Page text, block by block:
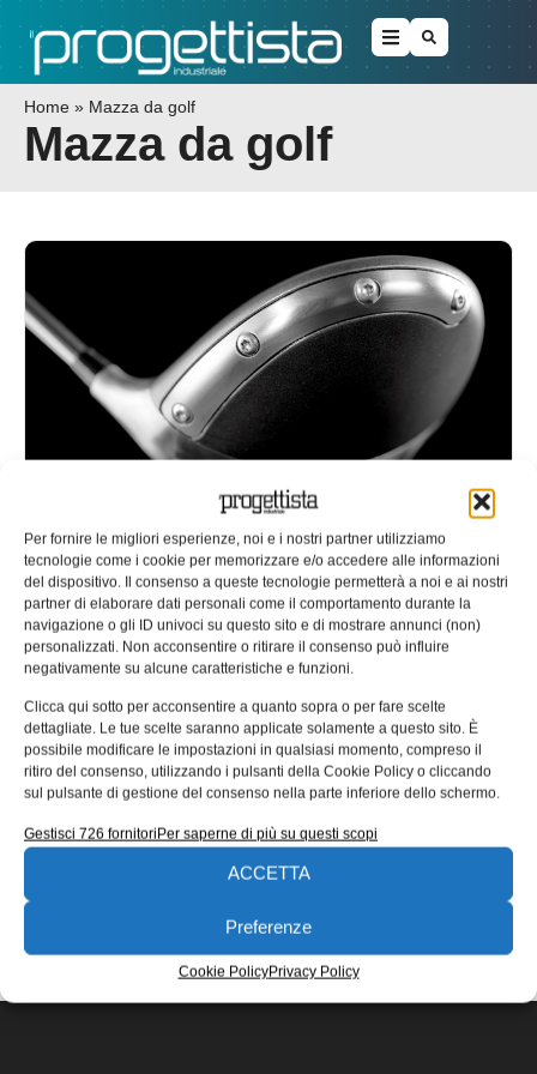
Per fornire le migliori esperienze, noi e i nostri partner utilizziamo
tecnologie come i cookie per memorizzare e/o accedere alle informazioni
del dispositivo. Il consenso a queste tecnologie permetterà a noi e ai nostri
partner di elaborare dati personali come il comportamento durante la
navigazione o gli ID univoci su questo sito e di mostrare annunci (non)
personalizzati. Non acconsentire o ritirare il consenso può influire
negativamente su alcune caratteristiche e funzioni.
Clicca qui sotto per acconsentire a quanto sopra o per fare scelte
dettagliate. Le tue scelte saranno applicate solamente a questo sito. È
possibile modificare le impostazioni in qualsiasi momento, compreso il
ritiro del consenso, utilizzando i pulsanti della Cookie Policy o cliccando
sul pulsante di gestione del consenso nella parte inferiore dello schermo.
Gestisci 726 fornitoriPer saperne di più su questi scopi
ACCETTA
Preferenze
Cookie PolicyPrivacy Policy
Home » Mazza da golf
Mazza da golf
CRP in lizza al TCT Consumer
Product Application Award 2017
Il Gruppo CRP di Modena è tra i finalisti del TCT Awards
2017 nella categoria Consumer Product Application con
l’innovativa
Redazione 25/09/2017
EDICOLA WEB